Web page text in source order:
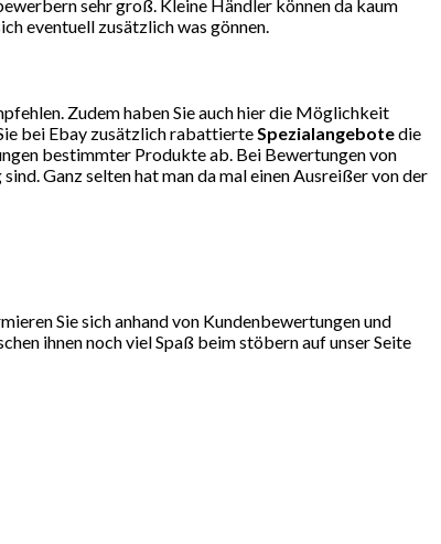
sehr groß. Kleine Händler können da kaum
eventuell zusätzlich was gönnen.
Zudem haben Sie auch hier die Möglichkeit
bei Ebay zusätzlich rabattierteSpezialangebotedie
bestimmter Produkte ab. Bei Bewertungen von
Ganz selten hat man da mal einen Ausreißer von der
Sie sich anhand von Kundenbewertungen und
ihnen noch viel Spaß beim stöbern auf unser Seite